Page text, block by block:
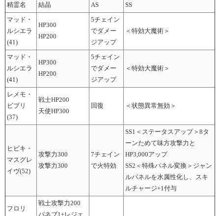
精霊名 結晶 AS SS
マッド・
ルシエラ
(41)
HP300
HP200
5チェイン
でダメー
ジアップ
＜特効大魔術＞
マッド・
ルシエラ
(41)
HP300
HP200
5チェイン
でダメー
ジアップ
＜特効大魔術＞
レメモ・
ビブリ
(37)
戦士HP200
天使HP300
回復 ＜状態異常無効＞
ヒビキ・
マスグレ
イヴ(52)
攻撃力300
攻撃力300
7チェイン
で火特効
SS1＜ステータスアップ＞8タ
ーンためて味方攻撃力と
HP3,000アップ
SS2＜特殊パネル変換＞ジャン
ルパネルを水属性化し、スキ
ルチャージ+1付与
フロリ
戦士攻撃力200
パネブ1+レジェ